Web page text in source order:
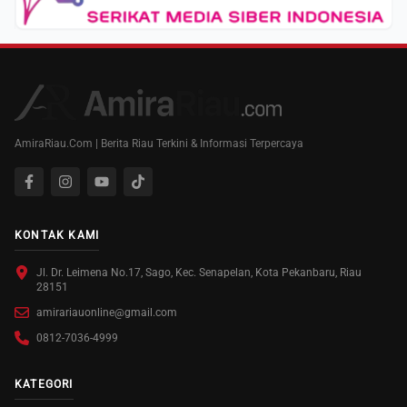
AmiraRiau.Com | Berita Riau Terkini & Informasi Terpercaya
KONTAK KAMI
Jl. Dr. Leimena No.17, Sago, Kec. Senapelan, Kota Pekanbaru, Riau
28151
amirariauonline@gmail.com
0812-7036-4999
KATEGORI